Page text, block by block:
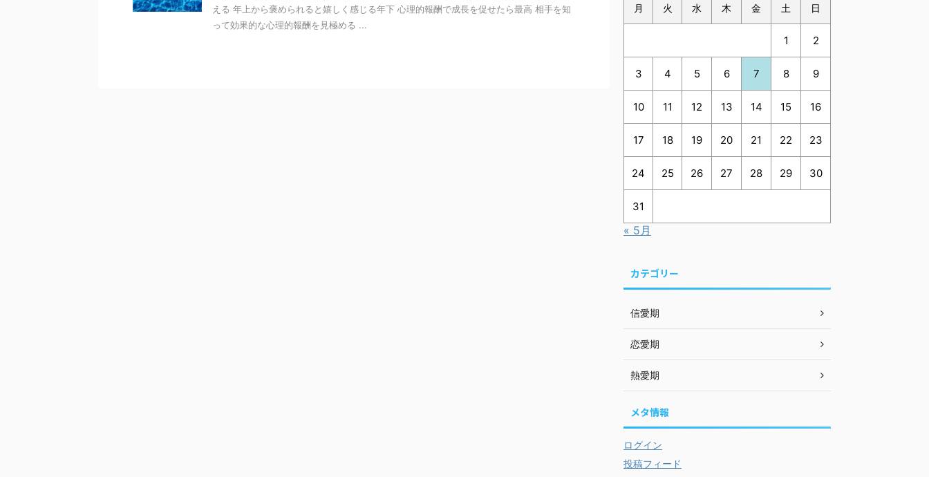
える 年上から褒められると嬉しく感じる年下 心理的報酬で成長を促せたら最高 相手を知
って効果的な心理的報酬を見極める ...
月 火 水 木 金 土 日
1 2
3 4 5 6 7 8 9
10 11 12 13 14 15 16
17 18 19 20 21 22 23
24 25 26 27 28 29 30
31
« 5月
カテゴリー
信愛期
恋愛期
熱愛期
メタ情報
ログイン
投稿フィード